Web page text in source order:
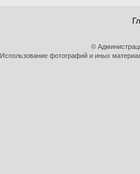
©
Использование фотографий и иных